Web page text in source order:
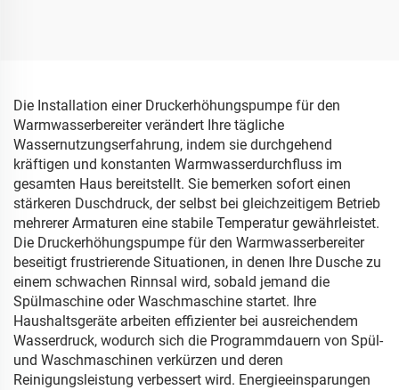
Die Installation einer Druckerhöhungspumpe für den
Warmwasserbereiter verändert Ihre tägliche
Wassernutzungserfahrung, indem sie durchgehend
kräftigen und konstanten Warmwasserdurchfluss im
gesamten Haus bereitstellt. Sie bemerken sofort einen
stärkeren Duschdruck, der selbst bei gleichzeitigem Betrieb
mehrerer Armaturen eine stabile Temperatur gewährleistet.
Die Druckerhöhungspumpe für den Warmwasserbereiter
beseitigt frustrierende Situationen, in denen Ihre Dusche zu
einem schwachen Rinnsal wird, sobald jemand die
Spülmaschine oder Waschmaschine startet. Ihre
Haushaltsgeräte arbeiten effizienter bei ausreichendem
Wasserdruck, wodurch sich die Programmdauern von Spül-
und Waschmaschinen verkürzen und deren
Reinigungsleistung verbessert wird. Energieeinsparungen